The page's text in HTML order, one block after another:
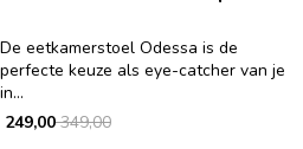
De eetkamerstoel Odessa is de
perfecte keuze als eye-catcher van je
in...
349,00
249,00